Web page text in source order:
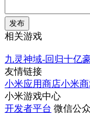
发布
相关游戏
九灵神域-回归十亿
友情链接
小米应用商店小米
小米游戏中心
开发者平台 微信公